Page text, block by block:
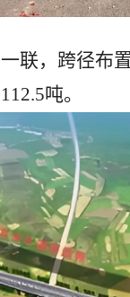
联，跨径布
吨。